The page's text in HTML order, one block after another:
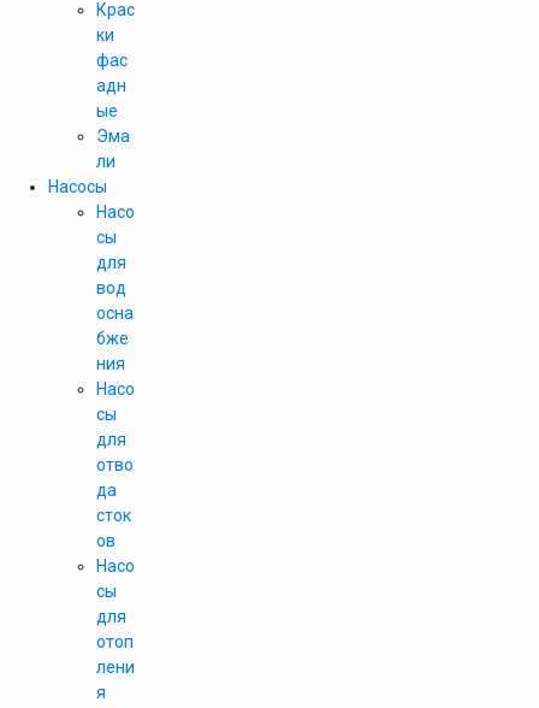
Крас
ки
фас
адн
ые
Эма
ли
Насосы
Насо
сы
для
вод
осна
бже
ния
Насо
сы
для
отво
да
сток
ов
Насо
сы
для
отоп
лени
я